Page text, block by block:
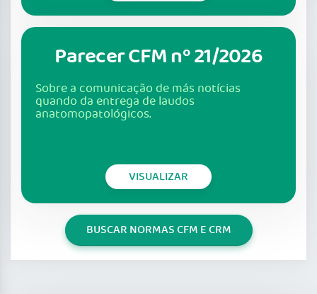
Parecer CFM nº 21/2026
Sobre a comunicação de más notícias
quando da entrega de laudos
anatomopatológicos.
VISUALIZAR
BUSCAR NORMAS CFM E CRM